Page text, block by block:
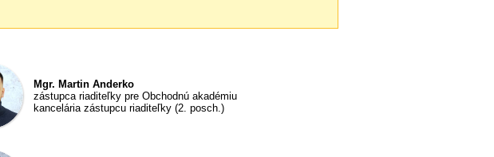
Mgr. Martin Anderko
zástupca riaditeľky pre Obchodnú akadémiu
kancelária zástupcu riaditeľky (2. posch.)